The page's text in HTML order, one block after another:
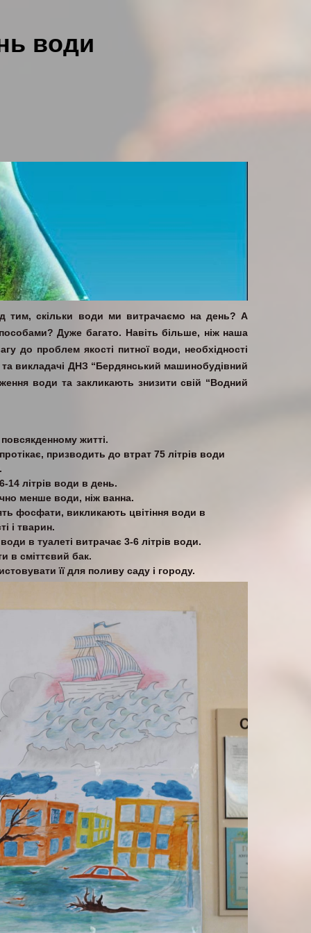
води
тим, скільки води ми витрачаємо на день? А
Дуже багато. Навіть більше, ніж наша
до проблем якості питної води, необхідності
викладачі ДНЗ “Бердянський машинобудівний
води та закликають знизити свій “Водний
житті.
призводить до втрат 75 літрів води
14 літрів води в день.
менше води, ніж ванна.
фосфати, викликають цвітіння води в
і тварин.
в туалеті витрачає 3-6 літрів води.
в сміттєвий бак.
її для поливу саду і городу.